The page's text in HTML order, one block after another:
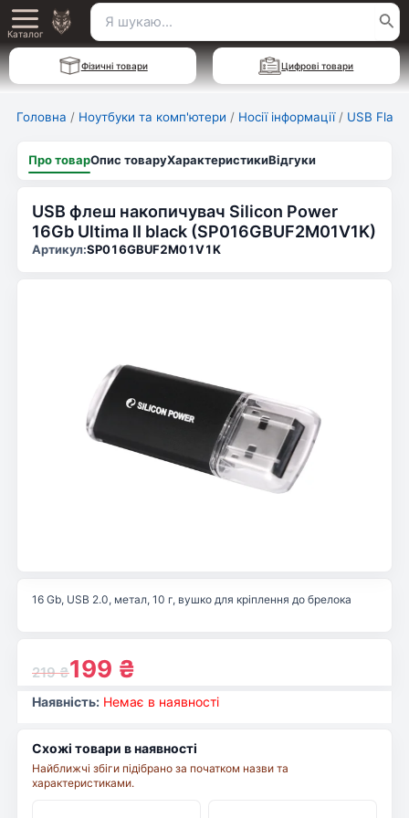
Перейти
до
вмісту
Main
Menu
Каталог
Пошук
для:
Фізичні товари Цифрові товари
Головна / Ноутбуки та комп'ютери / Носії інформації / USB Flash
Про товарОпис товаруХарактеристикиВідгуки
USB флеш накопичувач Silicon Power
16Gb Ultima II black (SP016GBUF2M01V1K)
Артикул:SP016GBUF2M01V1K
219₴199 ₴
16 Gb, USB 2.0, метал, 10 г, вушко для кріплення до брелока
Наявність: Немає в наявності
Схожі товари в наявності
Найближчі збіги підібрано за початком назви та
характеристиками.